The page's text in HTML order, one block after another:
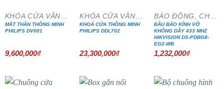
MẮT THẦN THÔNG MINH
PHILIPS DV001
9,600,000₫
KHOÁ CỬA THÔNG MINH
PHILIPS DDL702
23,300,000₫
ĐẦU BÁO KÍNH VỠ
KHÔNG DÂY 433 MHZ
HIKVISION DS-PDBG8-
EG2-WB
1,232,000₫